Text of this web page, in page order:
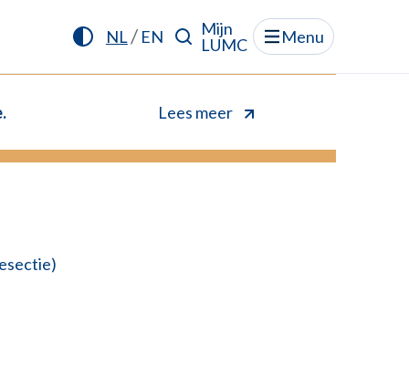
NL/ EN
Mijn
LUMC
Menu
Lees meer